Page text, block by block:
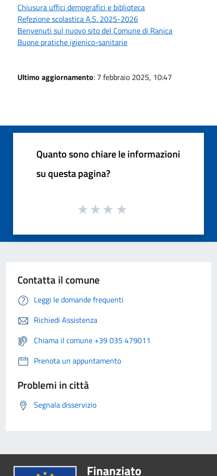
Chiusura uffici demografici e biblioteca
Refezione scolastica A.S. 2025-2026
Benvenuti sul nuovo sito del Comune di Ranica
Buone pratiche igienico-sanitarie
Ultimo aggiornamento: 7 febbraio 2025, 10:47
Quanto sono chiare le informazioni
su questa pagina?
Contatta il comune
Leggi le domande frequenti
Richiedi Assistenza
Chiama il comune +39 035 479011
Prenota un appuntamento
Problemi in città
Segnala disservizio